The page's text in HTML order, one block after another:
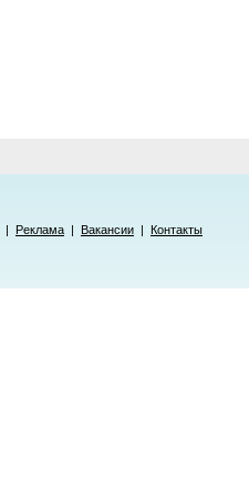
| Реклама | Вакансии | Контакты